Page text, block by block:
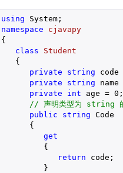
using
namespace
cjavapy
{
class
Student
   {
private
string code
private
string name
private
int age = 0 ;
// 声明类型为 string
public
string Code
      {
get
         {
return code;
         }